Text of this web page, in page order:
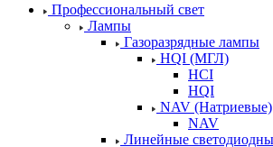
Профессиональный свет
Лампы
Газоразрядные лампы
HQI (МГЛ)
HCI
HQI
NAV (Натриевые)
NAV
Линейные